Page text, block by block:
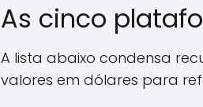
As cinco
A lista abaixo condensa
valores em dólares para